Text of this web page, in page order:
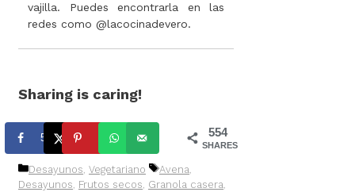
vajilla. Puedes encontrarla en las
redes como @lacocinadevero.
Sharing is caring!
554
SHARES
538
Categorías
Desayunos Vegetariano Etiquetas
Avena
Desayunos Frutos secos Granola casera